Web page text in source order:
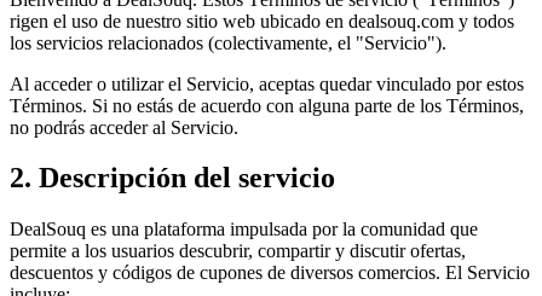
rigen el uso de nuestro sitio web ubicado en dealsouq.com y todos
los servicios relacionados (colectivamente, el "Servicio").
Al acceder o utilizar el Servicio, aceptas quedar vinculado por estos
Términos. Si no estás de acuerdo con alguna parte de los Términos,
no podrás acceder al Servicio.
2. Descripción del servicio
DealSouq es una plataforma impulsada por la comunidad que
permite a los usuarios descubrir, compartir y discutir ofertas,
descuentos y códigos de cupones de diversos comercios. El Servicio